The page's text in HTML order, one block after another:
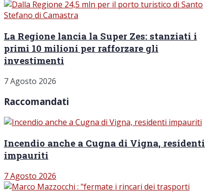
La Regione lancia la Super Zes: stanziati i
primi 10 milioni per rafforzare gli
investimenti
7 Agosto 2026
Raccomandati
Incendio anche a Cugna di Vigna, residenti
impauriti
7 Agosto 2026